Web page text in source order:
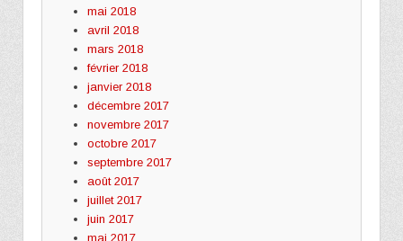
mai 2018
avril 2018
mars 2018
février 2018
janvier 2018
décembre 2017
novembre 2017
octobre 2017
septembre 2017
août 2017
juillet 2017
juin 2017
mai 2017